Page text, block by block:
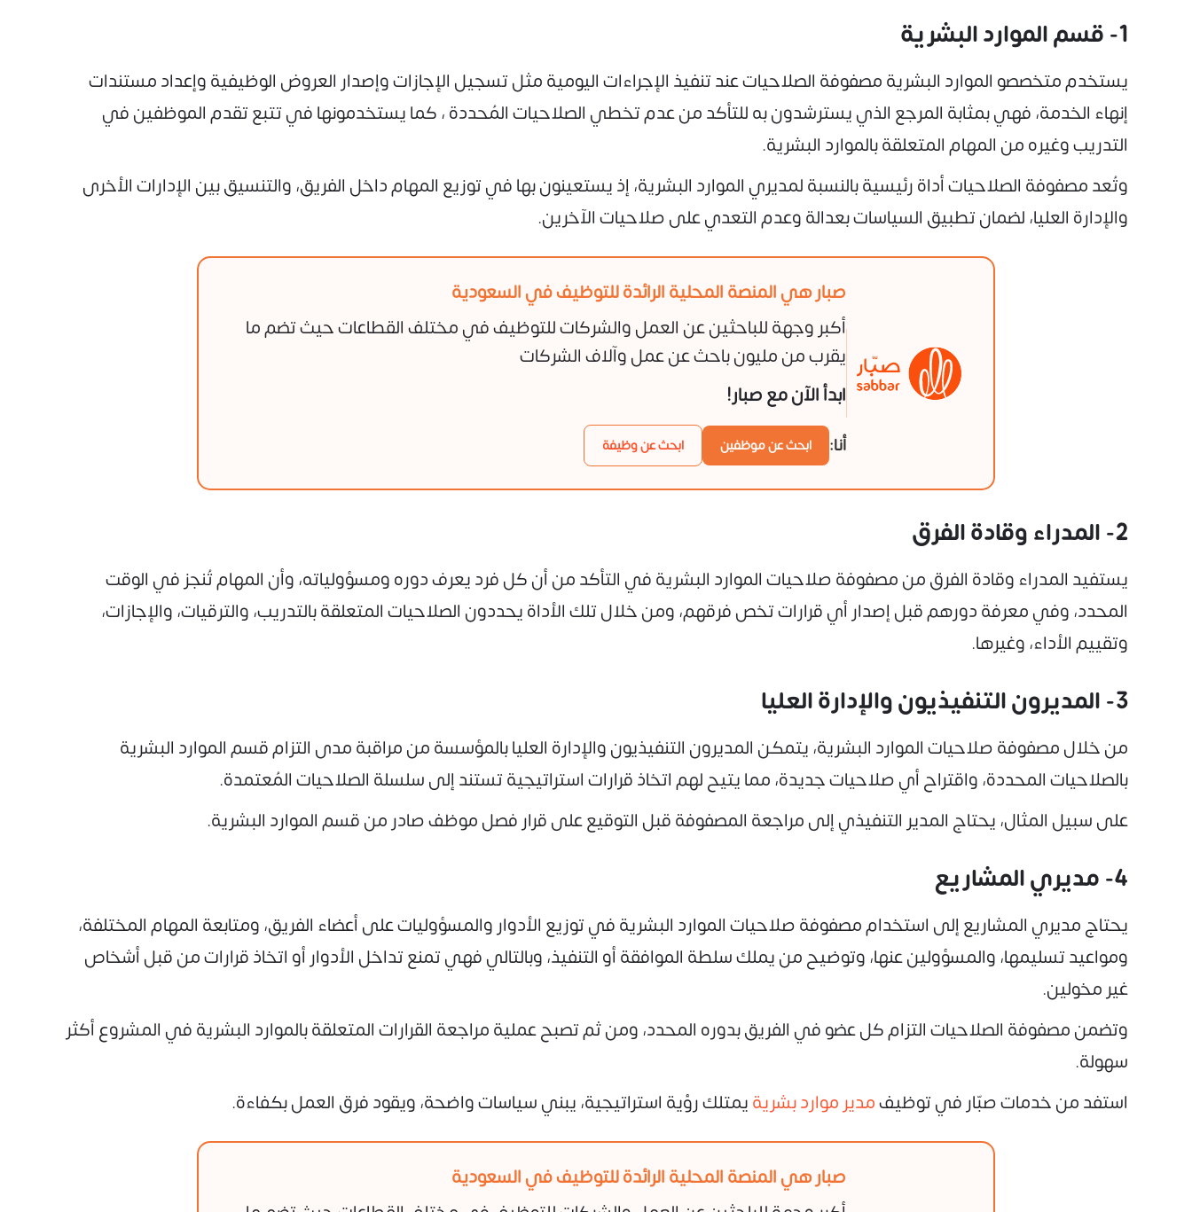
1- قسم الموارد البشرية
يستخدم متخصصو الموارد البشرية مصفوفة الصلاحيات عند تنفيذ الإجراءات اليومية مثل تسجيل الإجازات وإصدار العروض الوظيفية وإعداد مستندات
إنهاء الخدمة، فهي بمثابة المرجع الذي يسترشدون به للتأكد من عدم تخطي الصلاحيات المُحددة ، كما يستخدمونها في تتبع تقدم الموظفين في
التدريب وغيره من المهام المتعلقة بالموارد البشرية.
وتُعد مصفوفة الصلاحيات أداة رئيسية بالنسبة لمديري الموارد البشرية، إذ يستعينون بها في توزيع المهام داخل الفريق، والتنسيق بين الإدارات الأخرى
والإدارة العليا، لضمان تطبيق السياسات بعدالة وعدم التعدي على صلاحيات الآخرين.
صبار هي المنصة المحلية الرائدة للتوظيف في السعودية
أكبر وجهة للباحثين عن العمل والشركات للتوظيف في مختلف القطاعات حيث تضم ما
يقرب من مليون باحث عن عمل وآلاف الشركات
ابدأ الآن مع صبار!
أنا: ابحث عن موظفين ابحث عن وظيفة
2- المدراء وقادة الفرق
يستفيد المدراء وقادة الفرق من مصفوفة صلاحيات الموارد البشرية في التأكد من أن كل فرد يعرف دوره ومسؤولياته، وأن المهام تُنجز في الوقت
المحدد، وفي معرفة دورهم قبل إصدار أي قرارات تخص فرقهم، ومن خلال تلك الأداة يحددون الصلاحيات المتعلقة بالتدريب، والترقيات، والإجازات،
وتقييم الأداء، وغيرها.
3- المديرون التنفيذيون والإدارة العليا
من خلال مصفوفة صلاحيات الموارد البشرية، يتمكن المديرون التنفيذيون والإدارة العليا بالمؤسسة من مراقبة مدى التزام قسم الموارد البشرية
بالصلاحيات المحددة، واقتراح أي صلاحيات جديدة، مما يتيح لهم اتخاذ قرارات استراتيجية تستند إلى سلسلة الصلاحيات المُعتمدة.
على سبيل المثال، يحتاج المدير التنفيذي إلى مراجعة المصفوفة قبل التوقيع على قرار فصل موظف صادر من قسم الموارد البشرية.
4- مديري المشاريع
يحتاج مديري المشاريع إلى استخدام مصفوفة صلاحيات الموارد البشرية في توزيع الأدوار والمسؤوليات على أعضاء الفريق، ومتابعة المهام المختلفة،
ومواعيد تسليمها، والمسؤولين عنها، وتوضيح من يملك سلطة الموافقة أو التنفيذ، وبالتالي فهي تمنع تداخل الأدوار أو اتخاذ قرارات من قبل أشخاص
غير مخولين.
وتضمن مصفوفة الصلاحيات التزام كل عضو في الفريق بدوره المحدد، ومن ثم تصبح عملية مراجعة القرارات المتعلقة بالموارد البشرية في المشروع أكثر
سهولة.
استفد من خدمات صبّار في توظيفمدير موارد بشريةيمتلك رؤية استراتيجية، يبني سياسات واضحة، ويقود فرق العمل بكفاءة.
صبار هي المنصة المحلية الرائدة للتوظيف في السعودية